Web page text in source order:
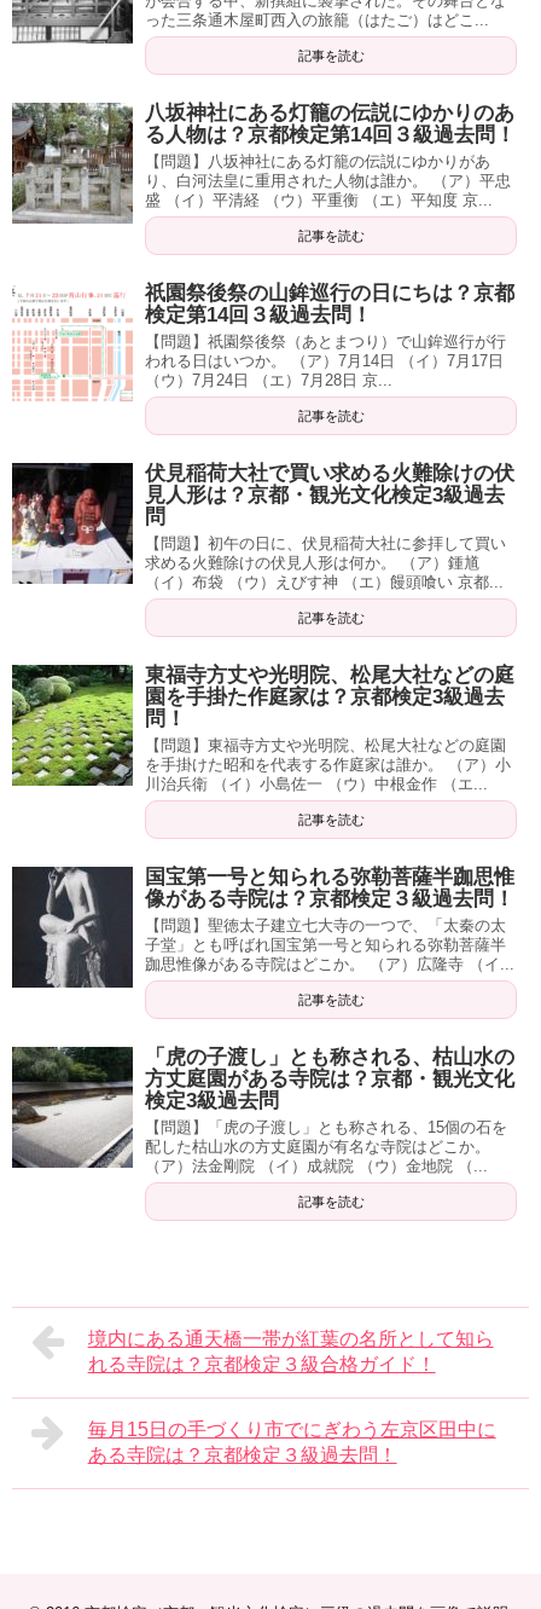
った三条通木屋町西入の旅籠（はたご）はどこ...
記事を読む
八坂神社にある灯籠の伝説にゆかりのあ
る人物は？京都検定第14回３級過去問！
【問題】八坂神社にある灯籠の伝説にゆかりがあ
り、白河法皇に重用された人物は誰か。 （ア）平忠
盛 （イ）平清経 （ウ）平重衡 （エ）平知度 京...
記事を読む
祇園祭後祭の山鉾巡行の日にちは？京都
検定第14回３級過去問！
【問題】祇園祭後祭（あとまつり）で山鉾巡行が行
われる日はいつか。 （ア）7月14日 （イ）7月17日
（ウ）7月24日 （エ）7月28日 京...
記事を読む
伏見稲荷大社で買い求める火難除けの伏
見人形は？京都・観光文化検定3級過去
問
【問題】初午の日に、伏見稲荷大社に参拝して買い
求める火難除けの伏見人形は何か。 （ア）鍾馗
（イ）布袋 （ウ）えびす神 （エ）饅頭喰い 京都...
記事を読む
東福寺方丈や光明院、松尾大社などの庭
園を手掛た作庭家は？京都検定3級過去
問！
【問題】東福寺方丈や光明院、松尾大社などの庭園
を手掛けた昭和を代表する作庭家は誰か。 （ア）小
川治兵衛 （イ）小島佐一 （ウ）中根金作 （エ...
記事を読む
国宝第一号と知られる弥勒菩薩半跏思惟
像がある寺院は？京都検定３級過去問！
【問題】聖徳太子建立七大寺の一つで、「太秦の太
子堂」とも呼ばれ国宝第一号と知られる弥勒菩薩半
跏思惟像がある寺院はどこか。 （ア）広隆寺 （イ...
記事を読む
「虎の子渡し」とも称される、枯山水の
方丈庭園がある寺院は？京都・観光文化
検定3級過去問
【問題】「虎の子渡し」とも称される、15個の石を
配した枯山水の方丈庭園が有名な寺院はどこか。
（ア）法金剛院 （イ）成就院 （ウ）金地院 （...
記事を読む
境内にある通天橋一帯が紅葉の名所として知ら
れる寺院は？京都検定３級合格ガイド！
毎月15日の手づくり市でにぎわう左京区田中に
ある寺院は？京都検定３級過去問！